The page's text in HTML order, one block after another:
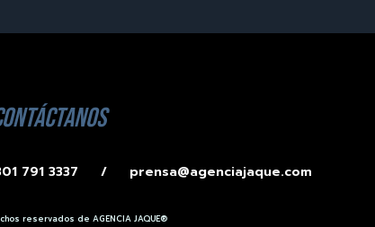
791 3337 / prensa@agenciajaque.com
reservados de AGENCIA JAQUE®